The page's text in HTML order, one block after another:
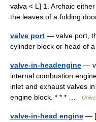
valva < L] 1. Archaic
the leaves of a folding
valve port — valve port,
cylinder block or head of
valve-in-headengine —
internal combustion
inlet and exhaust valves
engine block. * * * …
valve-in-head engine —